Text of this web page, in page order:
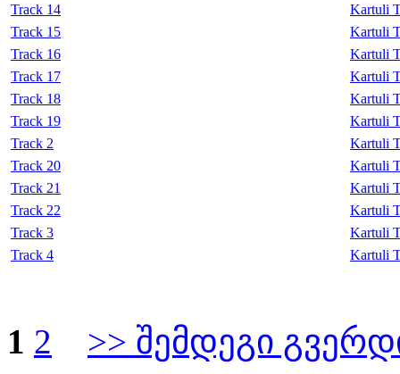
Track 14
Kartuli
Track 15
Kartuli
Track 16
Kartuli
Track 17
Kartuli
Track 18
Kartuli
Track 19
Kartuli
Track 2
Kartuli
Track 20
Kartuli
Track 21
Kartuli
Track 22
Kartuli
Track 3
Kartuli
Track 4
Kartuli
1 2
>> შემდეგი